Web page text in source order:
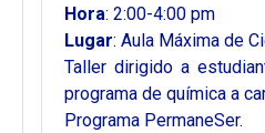
Hora: 2:00-4:00 pm
Lugar: Aula Máxima de
Taller dirigido a
programa de química a
Programa PermaneSer.